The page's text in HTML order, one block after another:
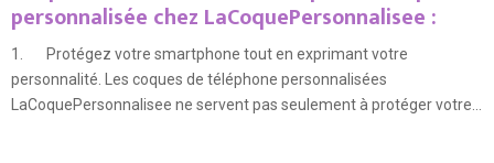
personnalisée chez LaCoquePersonnalisee :
1. Protégez votre smartphone tout en exprimant votre
personnalité. Les coques de téléphone personnalisées
LaCoquePersonnalisee ne servent pas seulement à protéger votre...